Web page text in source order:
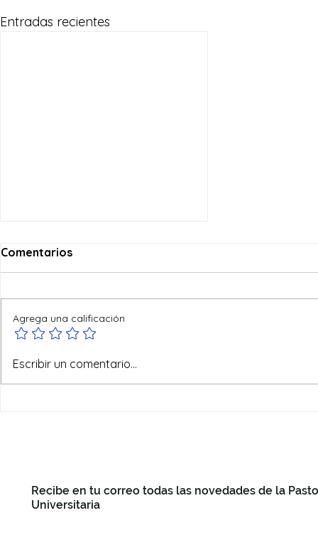
Entradas recientes
Ofertas de verano
Comentarios
Agrega una calificación
Escribir un comentario...
Recibe en tu correo todas las novedades de la
Universitaria